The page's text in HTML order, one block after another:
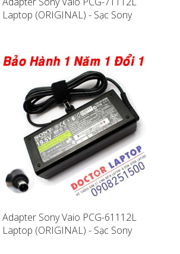
Laptop (ORIGINAL) - Sạc Sony
Adapter Sony Vaio PCG-61112L
Laptop (ORIGINAL) - Sạc Sony